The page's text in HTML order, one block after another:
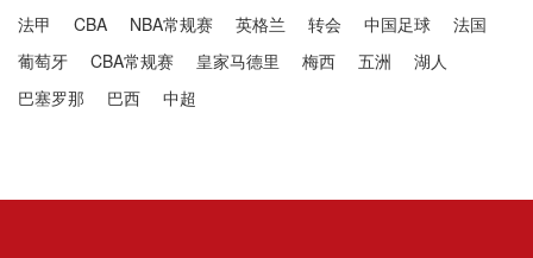
法甲
CBA NBA常规赛 英格兰 转会 中国足球
法国
葡萄牙
CBA常规赛 皇家马德里 梅西 五洲
湖人
巴塞罗那
巴西 中超